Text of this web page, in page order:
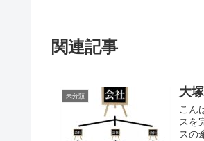
関連記事
未分類 大
こん
スを
スの